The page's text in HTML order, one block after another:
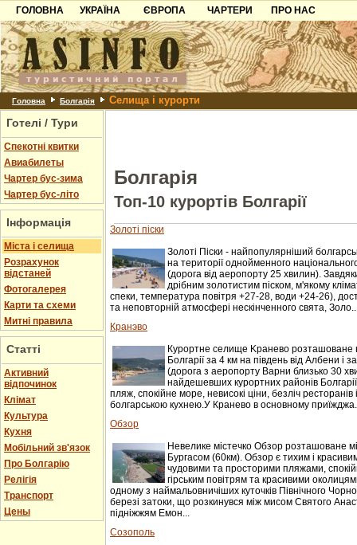
ГОЛОВНА
УКРАЇНА
Карпати
Азов
Причорноморря
Шацьк
ЄВРОПА
Чорногорія
Хорватія
Болгарія
Албанія
ЧАРТЕРИ
ПРО НАС
Контакти
Партнерам
Додати готель
Головна Болгарія Селища і курорти
Готелі / Тури
Спекотні квитки
Авиабилеты
Чартер бус-зима
Чартер бус-літо
Інформація
Міста і селища
Розрахунок
відстаней
Фотогалерея
Карти та схеми
Митні правила
Статті
Активний
відпочинок
Клімат
Культура
Кухня
Мобільний зв'язок
Про Болгарію
Релігія
Транспорт
Цены
Болгарія
Топ-10 курортів Болгарії
Золоті піски
Золоті Піски - найпопулярніший
на території однойменного
(дорога від аеропорту 25 хвилин).
дрібним золотистим піском, м'якому
спеки, температура повітря +27-28, води +24-26),
та неповторній атмосфері нескінченного свята,
Кранэво
Курортне селище Kранево розташоване
Болгарії за 4 км на південь від Албени і
(дорога з аеропорту Варни близько 30
найдешевших курортних районів
пляж, спокійне море, невисокі ціни, безліч
болгарською кухнею.У Кранево в основному
Обзор
Невелике містечко Обзор розташоване
Бургасом (60км). Обзор є тихим і
чудовими та просторими пляжами,
гірським повітрям та красивими
одному з наймальовничіших куточків Північного
березі затоки, що розкинувся між мисом Святого
підніжжям Емон...
Созополь